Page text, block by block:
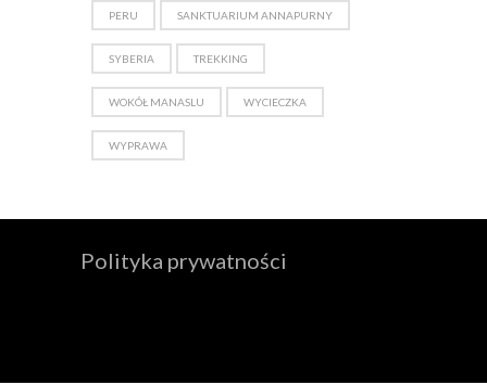
PERU SANKTUARIUM ANNAPURNY
SYBERIA TREKKING
WOKÓŁ MANASLU WYCIECZKA
WYPRAWA
Polityka prywatności